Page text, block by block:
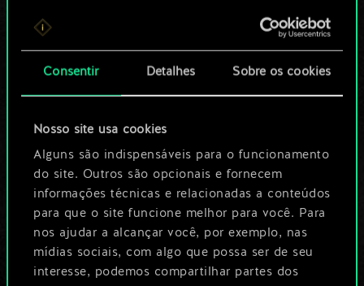
Consentir Detalhes Sobre os cookies
Nosso site usa cookies
Alguns são indispensáveis para o funcionamento
do site. Outros são opcionais e fornecem
informações técnicas e relacionadas a conteúdos
para que o site funcione melhor para você. Para
nos ajudar a alcançar você, por exemplo, nas
mídias sociais, com algo que possa ser de seu
interesse, podemos compartilhar partes dos
Por enquanto, isto é
apenas um conjunto
compartilhado.
No entanto, dá para
ser muito mais!
Dê um nome para este baralho e crie
um guia